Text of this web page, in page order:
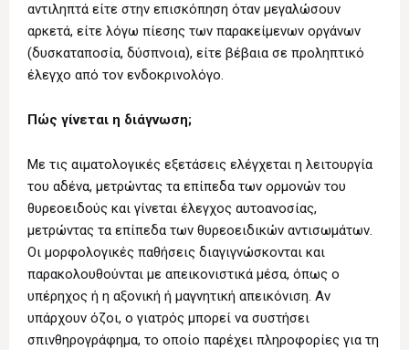
αντιληπτά είτε στην επισκόπηση όταν μεγαλώσουν
αρκετά, είτε λόγω πίεσης των παρακείμενων οργάνων
(δυσκαταποσία, δύσπνοια), είτε βέβαια σε προληπτικό
έλεγχο από τον ενδοκρινολόγο.
Πώς γίνεται η διάγνωση;
Με τις αιματολογικές εξετάσεις ελέγχεται η λειτουργία
του αδένα, μετρώντας τα επίπεδα των ορμονών του
θυρεοειδούς και γίνεται έλεγχος αυτοανοσίας,
μετρώντας τα επίπεδα των θυρεοειδικών αντισωμάτων.
Οι μορφολογικές παθήσεις διαγιγνώσκονται και
παρακολουθούνται με απεικονιστικά μέσα, όπως ο
υπέρηχος ή η αξονική ή μαγνητική απεικόνιση. Αν
υπάρχουν όζοι, ο γιατρός μπορεί να συστήσει
σπινθηρογράφημα, το οποίο παρέχει πληροφορίες για τη